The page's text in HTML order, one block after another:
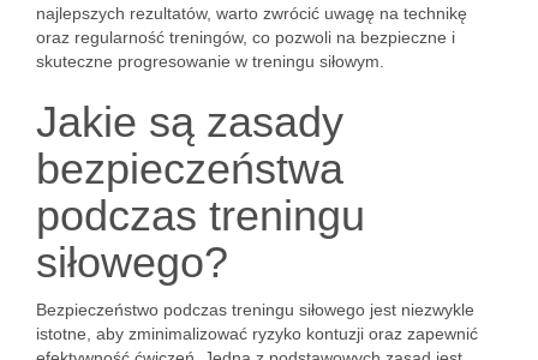
najlepszych rezultatów, warto zwrócić uwagę na technikę
oraz regularność treningów, co pozwoli na bezpieczne i
skuteczne progresowanie w treningu siłowym.
Jakie są zasady
bezpieczeństwa
podczas treningu
siłowego?
Bezpieczeństwo podczas treningu siłowego jest niezwykle
istotne, aby zminimalizować ryzyko kontuzji oraz zapewnić